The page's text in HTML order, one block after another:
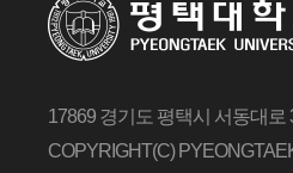
17869 경기도 평택시 서동대로
COPYRIGHT(C)